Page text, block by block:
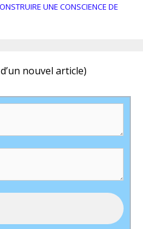
UNE CONSCIENCE DE
nouvel article)